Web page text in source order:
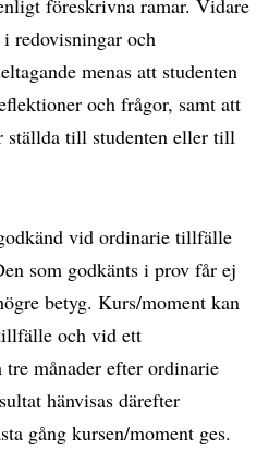
föreskrivna ramar. Vidare
redovisningar och
menas att studenten
och frågor, samt att
ställda till studenten eller till
vid ordinarie tillfälle
som godkänts i prov får ej
betyg. Kurs/moment kan
och vid ett
månader efter ordinarie
hänvisas därefter
gång kursen/moment ges.